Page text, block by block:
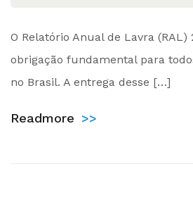
by
Administrador
O Relatório Anual de Lavra (RAL)
obrigação fundamental para
no Brasil. A entrega desse […]
Readmore >>